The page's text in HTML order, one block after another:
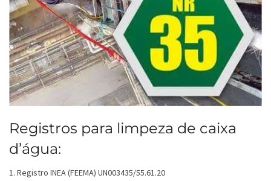
Registros para limpeza de caixa
d’água:
1. Registro INEA (FEEMA) UN003435/55.61.20